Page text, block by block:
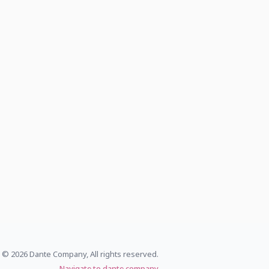
© 2026 Dante Company, All rights reserved.